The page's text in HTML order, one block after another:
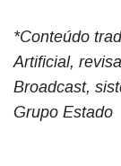
*Conteúdo
Artificial,
Broadcast,
Grupo Estado